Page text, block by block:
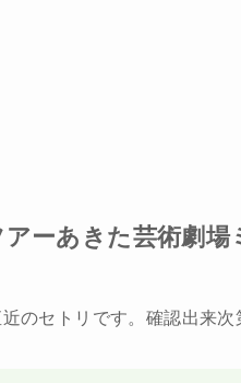
ーあきた芸術劇場
のセトリです。確認出来次